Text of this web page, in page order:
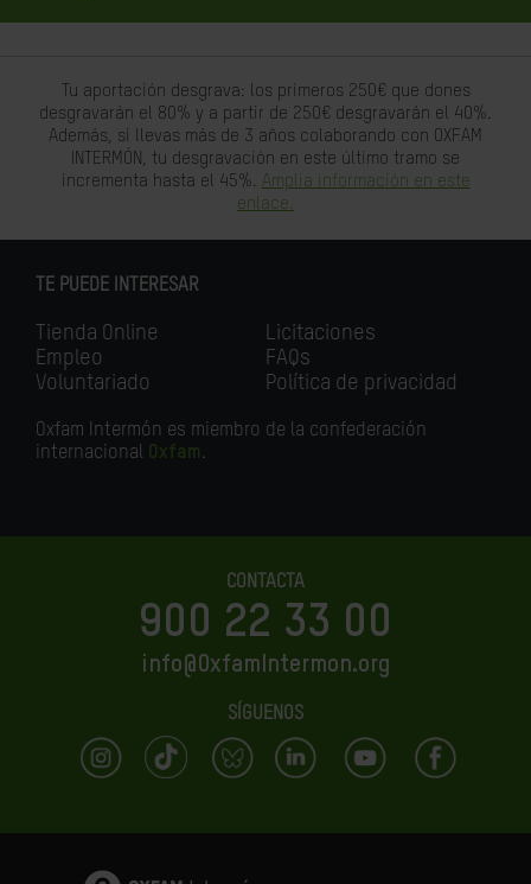
Tu aportación desgrava: los primeros 250€ que dones
desgravarán el 80% y a partir de 250€ desgravarán el 40%.
Además, si llevas más de 3 años colaborando con OXFAM
INTERMÓN, tu desgravación en este último tramo se
incrementa hasta el 45%. Amplia información en este
enlace.
TE PUEDE INTERESAR
Tienda Online
Empleo
Voluntariado
Licitaciones
FAQs
Política de privacidad
Oxfam Intermón es miembro de la confederación
internacional Oxfam.
CONTACTA
900 22 33 00
info@OxfamIntermon.org
SÍGUENOS